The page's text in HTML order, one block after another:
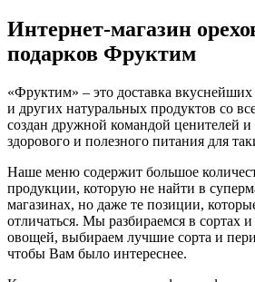
Интернет-магазин
подарков Фруктим
«Фруктим» – это доставка
и других натуральных продуктов со
создан дружной командой ценителей и
здорового и полезного питания для
Наше меню содержит большое
продукции, которую не найти в
магазинах, но даже те позиции,
отличаться. Мы разбираемся в сортах
овощей, выбираем лучшие сорта и
чтобы Вам было интереснее.